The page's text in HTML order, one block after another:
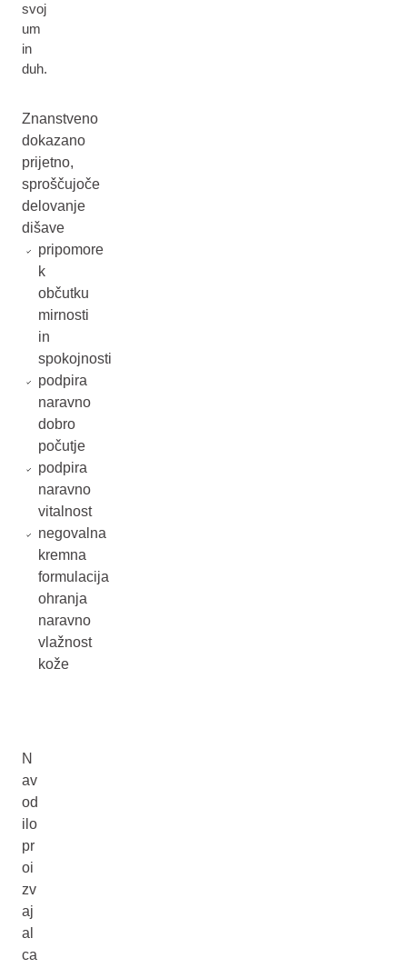
svoj
um
in
duh.
Znanstveno
dokazano
prijetno,
sproščujoče
delovanje
dišave
pripomore
k
občutku
mirnosti
in
spokojnosti
podpira
naravno
dobro
počutje
podpira
naravno
vitalnost
negovalna
kremna
formulacija
ohranja
naravno
vlažnost
kože
N
av
od
ilo
pr
oi
zv
aj
al
ca